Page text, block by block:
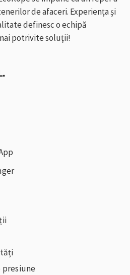
de afaceri. Experiența și
definesc o echipă
potrivite soluții!
presiune